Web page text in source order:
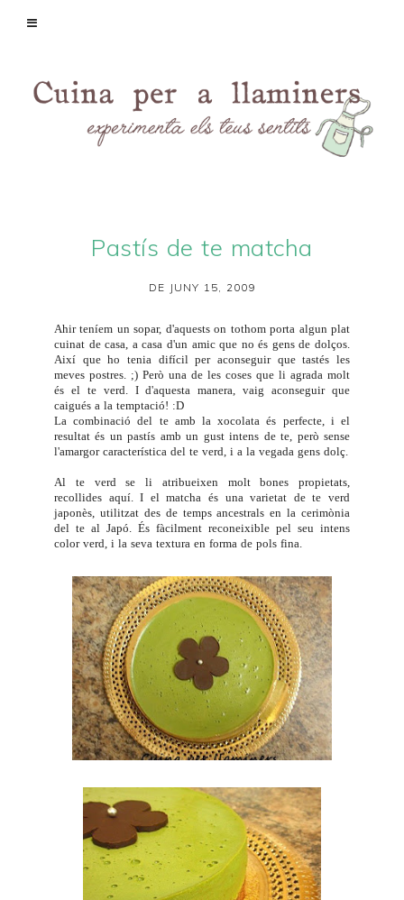
Pastís de te matcha
DE JUNY 15, 2009
Ahir teníem un sopar, d'aquests on tothom porta algun plat
cuinat de casa, a casa d'un amic que no és gens de dolços.
Així que ho tenia difícil per aconseguir que tastés les
meves postres. ;) Però una de les coses que li agrada molt
és el te verd. I d'aquesta manera, vaig aconseguir que
caigués a la temptació! :D
La combinació del te amb la xocolata és perfecte, i el
resultat és un pastís amb un gust intens de te, però sense
l'amargor característica del te verd, i a la vegada gens dolç.
Al te verd se li atribueixen molt bones propietats,
recollides aquí. I el matcha és una varietat de te verd
japonès, utilitzat des de temps ancestrals en la cerimònia
del te al Japó. És fàcilment reconeixible pel seu intens
color verd, i la seva textura en forma de pols fina.